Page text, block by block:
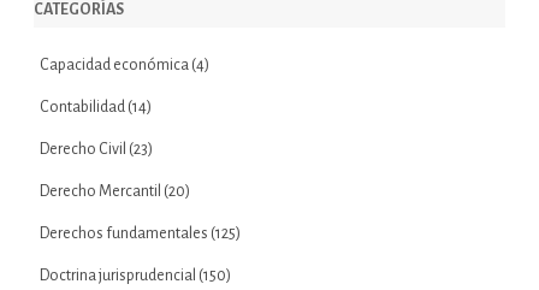
CATEGORÍAS
Capacidad económica (4)
Contabilidad (14)
Derecho Civil (23)
Derecho Mercantil (20)
Derechos fundamentales (125)
Doctrina jurisprudencial (150)